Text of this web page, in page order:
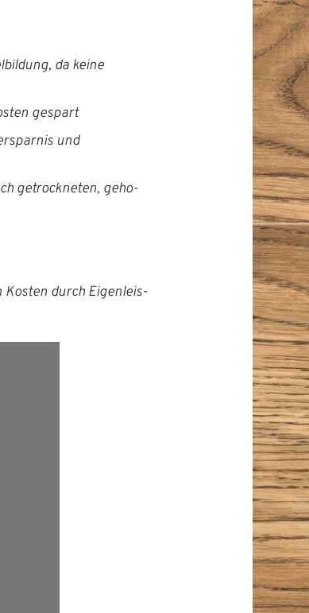
da keine
gespart
und
getrock­neten, geho­
Kosten durch Eigen­leis­